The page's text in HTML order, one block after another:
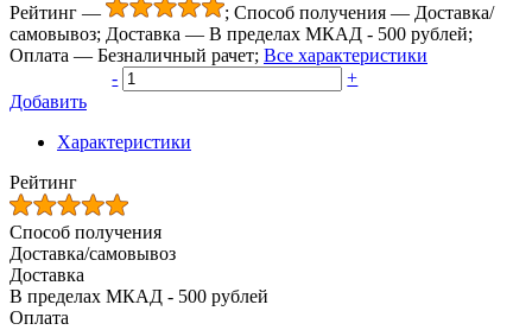
Рейтинг — ; Способ получения — Доставка/
самовывоз; Доставка — В пределах МКАД - 500 рублей;
Оплата — Безналичный рачет; Все характеристики
-
+
Добавить
Характеристики
Рейтинг
Способ получения
Доставка/самовывоз
Доставка
В пределах МКАД - 500 рублей
Оплата